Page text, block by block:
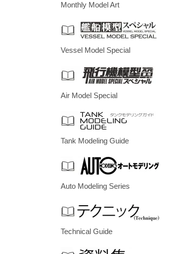
Monthly Model Art
Vessel Model Special
Air Model Special
Tank Modeling Guide
Auto Modeling Series
Technical Guide